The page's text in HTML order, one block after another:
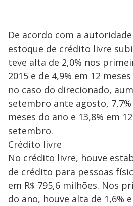
De acordo com a
estoque de crédito livre
teve alta de 2,0% nos
2015 e de 4,9% em 12
no caso do direcionado,
setembro ante agosto,
meses do ano e 13,8% em
setembro.
Crédito livre
No crédito livre, houve
de crédito para pessoas
em R$ 795,6 milhões. Nos
do ano, houve alta de 1,6%